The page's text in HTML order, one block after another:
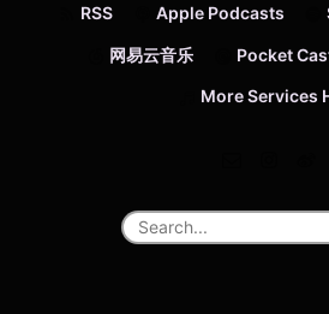
RSS Apple Podcasts
网易云音乐 Pocket
More Services